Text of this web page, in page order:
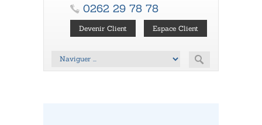
0262 29 78 78
Devenir Client Espace Client